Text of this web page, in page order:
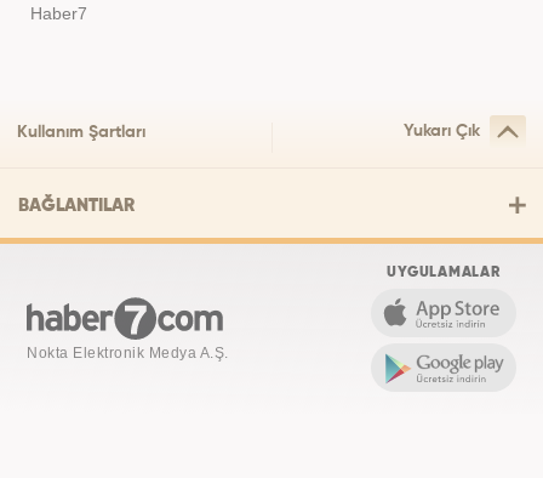
Haber7
Kullanım Şartları Yukarı Çık
BAĞLANTILAR
Nokta Elektronik Medya A.Ş.
UYGULAMALAR